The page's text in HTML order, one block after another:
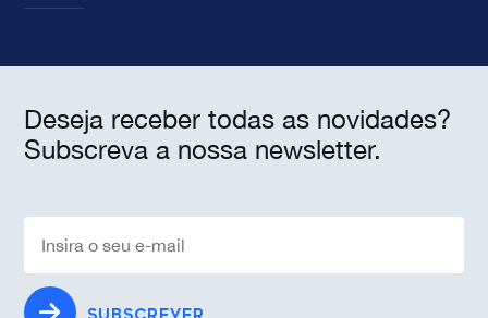
Deseja receber todas as novidades?
Subscreva a nossa newsletter.